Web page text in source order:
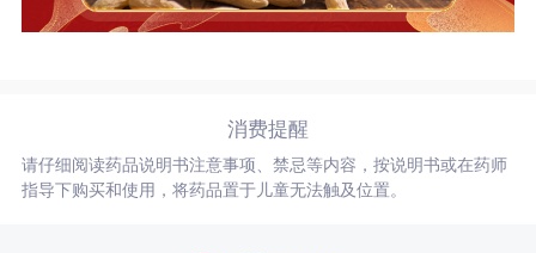
消费提醒
请仔细阅读药品说明书注意事项、禁忌等内容，按说明书或在药师
指导下购买和使用，将药品置于儿童无法触及位置。